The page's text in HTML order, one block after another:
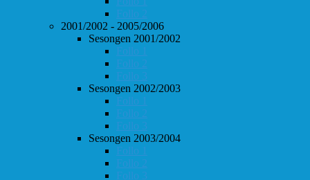
Follo 2
2001/2002 - 2005/2006
Sesongen 2001/2002
Follo 1
Follo 2
Follo 3
Sesongen 2002/2003
Follo 1
Follo 2
Follo 3
Sesongen 2003/2004
Follo 1
Follo 2
Follo 3